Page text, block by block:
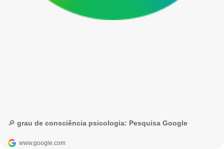
🔎 grau de consciência psicologia: Pesquisa Google
www.google.com